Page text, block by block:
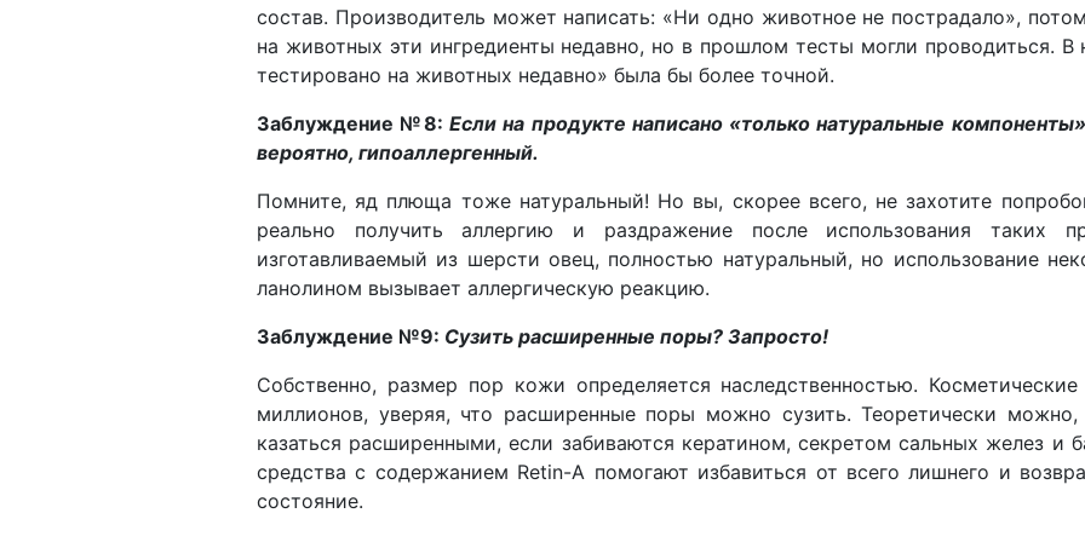
состав. Производитель может написать: «Ни одно животное не пострадало»,
на животных эти ингредиенты недавно, но в прошлом тесты могли проводиться. В
тестировано на животных недавно» была бы более точной.
Заблуждение №8: Если на продукте написано «только натуральные
вероятно, гипоаллергенный.
Помните, яд плюща тоже натуральный! Но вы, скорее всего, не захотите
реально получить аллергию и раздражение после использования таких
изготавливаемый из шерсти овец, полностью натуральный, но использование
ланолином вызывает аллергическую реакцию.
Заблуждение №9: Сузить расширенные поры? Запросто!
Собственно, размер пор кожи определяется наследственностью.
миллионов, уверяя, что расширенные поры можно сузить. Теоретически
казаться расширенными, если забиваются кератином, секретом сальных желез и
средства с содержанием Retin-A помогают избавиться от всего лишнего и
состояние.